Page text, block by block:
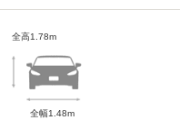
全高1.78m
全幅1.48m